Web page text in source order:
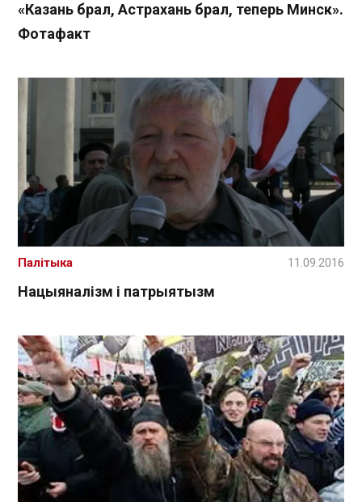
«Казань брал, Астрахань брал, теперь Минск».
Фотафакт
Нацыяналізм і патрыятызм
Палітыка 11.09.2016